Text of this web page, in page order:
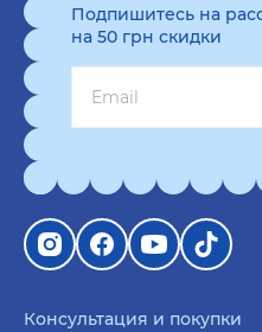
Консультация и покупки
Подпишитесь на
на 50 грн скидки